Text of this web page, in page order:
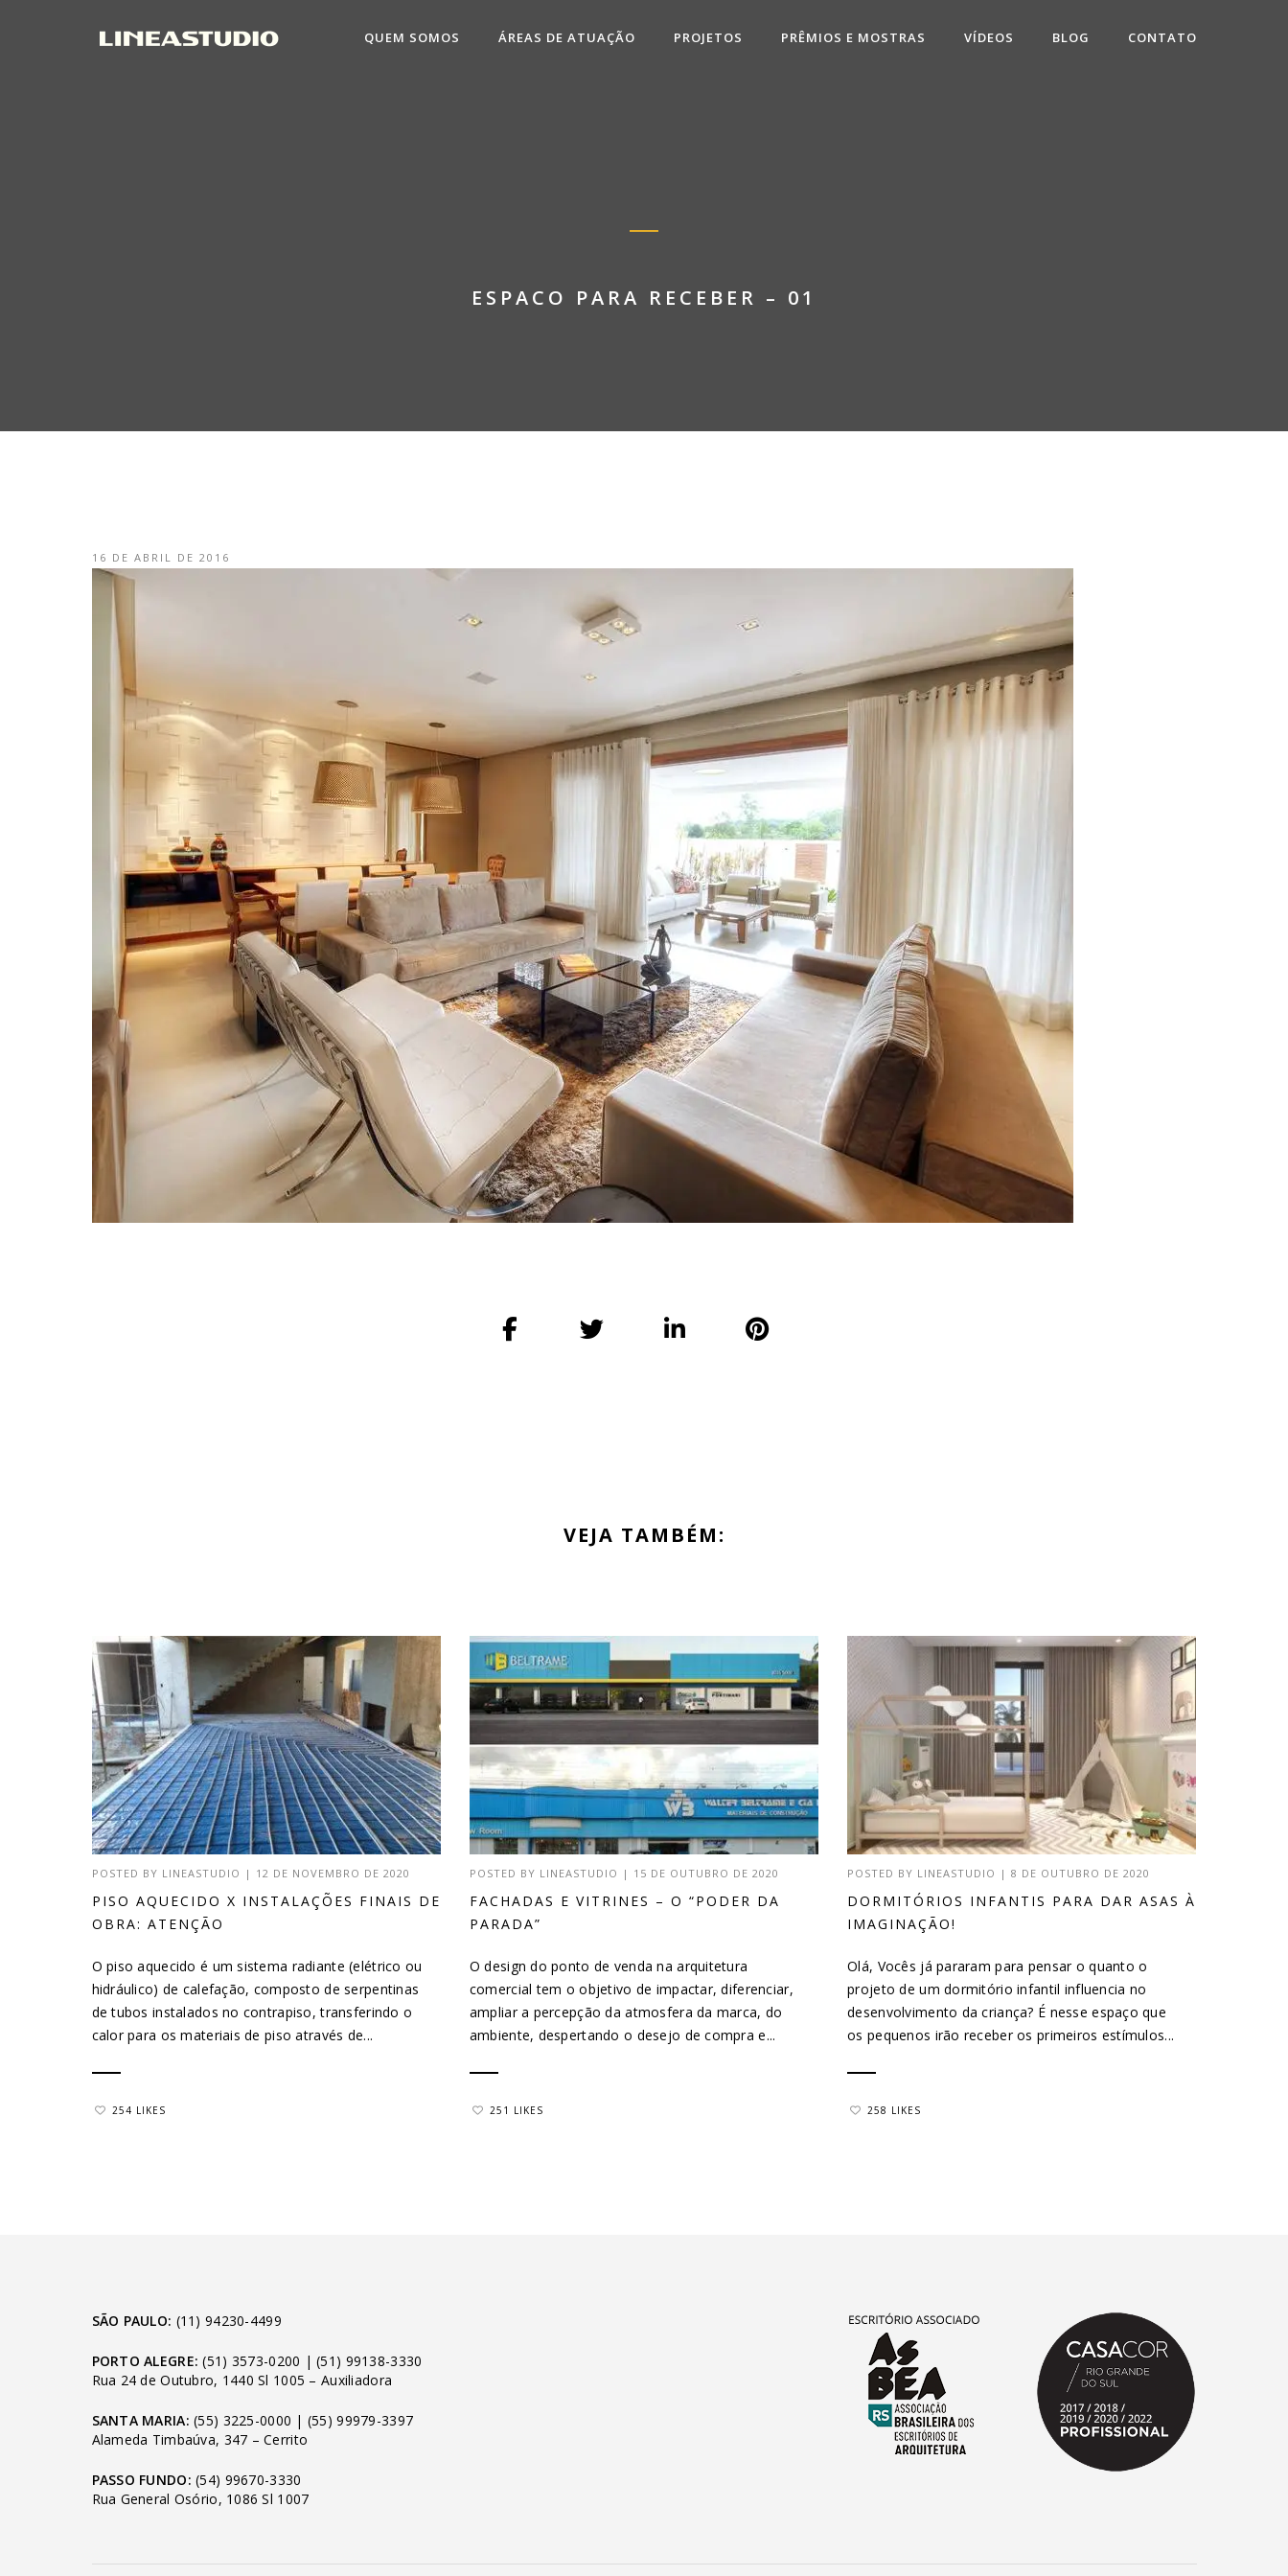
QUEM SOMOS ÁREAS DE ATUAÇÃO PROJETOS PRÊMIOS E MOSTRAS VÍDEOS BLOG CONTATO
ESPACO PARA RECEBER – 01
16 DE ABRIL DE 2016
VEJA TAMBÉM:
POSTED BY LINEASTUDIO | 12 DE NOVEMBRO DE 2020
PISO AQUECIDO X INSTALAÇÕES FINAIS DE
OBRA: ATENÇÃO
O piso aquecido é um sistema radiante (elétrico ou
hidráulico) de calefação, composto de serpentinas
de tubos instalados no contrapiso, transferindo o
calor para os materiais de piso através de...
254 LIKES
POSTED BY LINEASTUDIO | 15 DE OUTUBRO DE 2020
FACHADAS E VITRINES – O “PODER DA
PARADA”
O design do ponto de venda na arquitetura
comercial tem o objetivo de impactar, diferenciar,
ampliar a percepção da atmosfera da marca, do
ambiente, despertando o desejo de compra e...
251 LIKES
POSTED BY LINEASTUDIO |8 DE OUTUBRO DE 2020
DORMITÓRIOS INFANTIS PARA DAR ASAS À
IMAGINAÇÃO!
Olá, Vocês já pararam para pensar o quanto o
projeto de um dormitório infantil influencia no
desenvolvimento da criança? É nesse espaço que
os pequenos irão receber os primeiros estímulos...
258 LIKES
SÃO PAULO: (11) 94230-4499
PORTO ALEGRE: (51) 3573-0200 |(51) 99138-3330
Rua 24 de Outubro, 1440 Sl 1005 – Auxiliadora
SANTA MARIA: (55) 3225-0000 | (55) 99979-3397
Alameda Timbaúva, 347 – Cerrito
PASSO FUNDO: (54) 99670-3330
Rua General Osório, 1086 Sl 1007